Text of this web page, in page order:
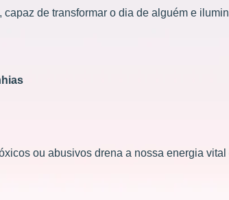
de transformar o dia de alguém e
ou abusivos drena a nossa energia